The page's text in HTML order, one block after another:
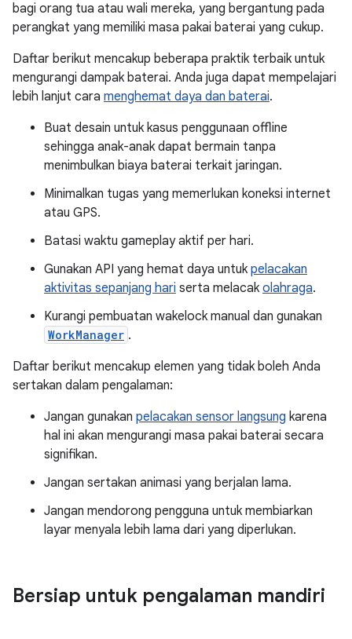
bagi orang tua atau wali mereka, yang bergantung pada
perangkat yang memiliki masa pakai baterai yang cukup.
Daftar berikut mencakup beberapa praktik terbaik untuk
mengurangi dampak baterai. Anda juga dapat mempelajari
lebih lanjut cara menghemat daya dan baterai.
Buat desain untuk kasus penggunaan offline
sehingga anak-anak dapat bermain tanpa
menimbulkan biaya baterai terkait jaringan.
Minimalkan tugas yang memerlukan koneksi internet
atau GPS.
Batasi waktu gameplay aktif per hari.
Gunakan API yang hemat daya untuk pelacakan
aktivitas sepanjang hari serta melacak olahraga.
Kurangi pembuatan wakelock manual dan gunakan
WorkManager .
Daftar berikut mencakup elemen yang tidak boleh Anda
sertakan dalam pengalaman:
Jangan gunakan pelacakan sensor langsung karena
hal ini akan mengurangi masa pakai baterai secara
signifikan.
Jangan sertakan animasi yang berjalan lama.
Jangan mendorong pengguna untuk membiarkan
layar menyala lebih lama dari yang diperlukan.
Bersiap untuk pengalaman mandiri